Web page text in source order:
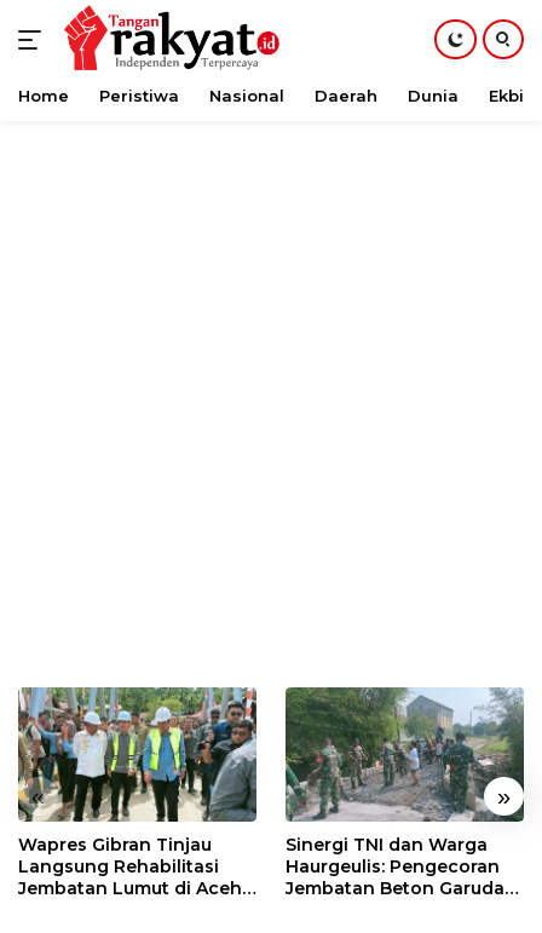
Langsung
Home Peristiwa Nasional Daerah Dunia Ekbis
« »
Wapres Gibran Tinjau
Langsung Rehabilitasi
Jembatan Lumut di Aceh
Sinergi TNI dan Warga
Haurgeulis: Pengecoran
Jembatan Beton Garuda